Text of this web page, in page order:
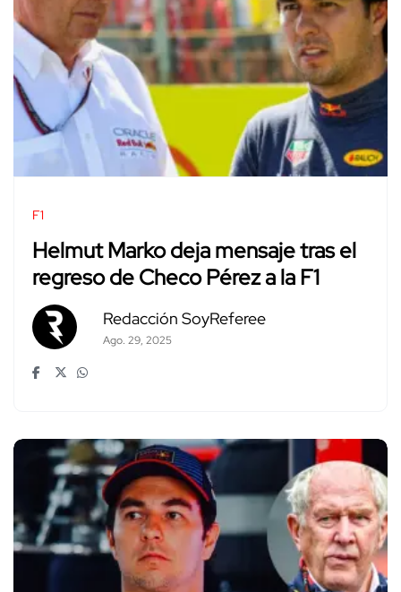
F1
Helmut Marko deja mensaje tras el
regreso de Checo Pérez a la F1
Redacción SoyReferee
Ago. 29, 2025